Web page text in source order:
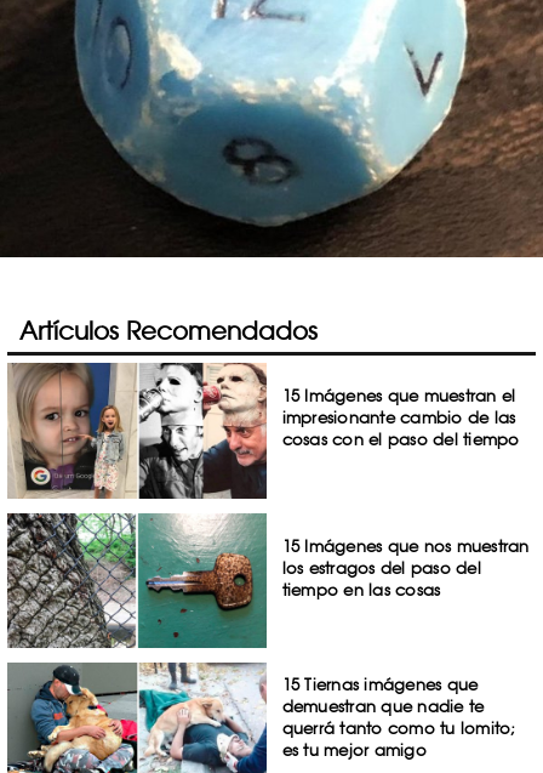
Artículos Recomendados
15 Imágenes que muestran el
impresionante cambio de las
cosas con el paso del tiempo
15 Imágenes que nos muestran
los estragos del paso del
tiempo en las cosas
15 Tiernas imágenes que
demuestran que nadie te
querrá tanto como tu lomito;
es tu mejor amigo